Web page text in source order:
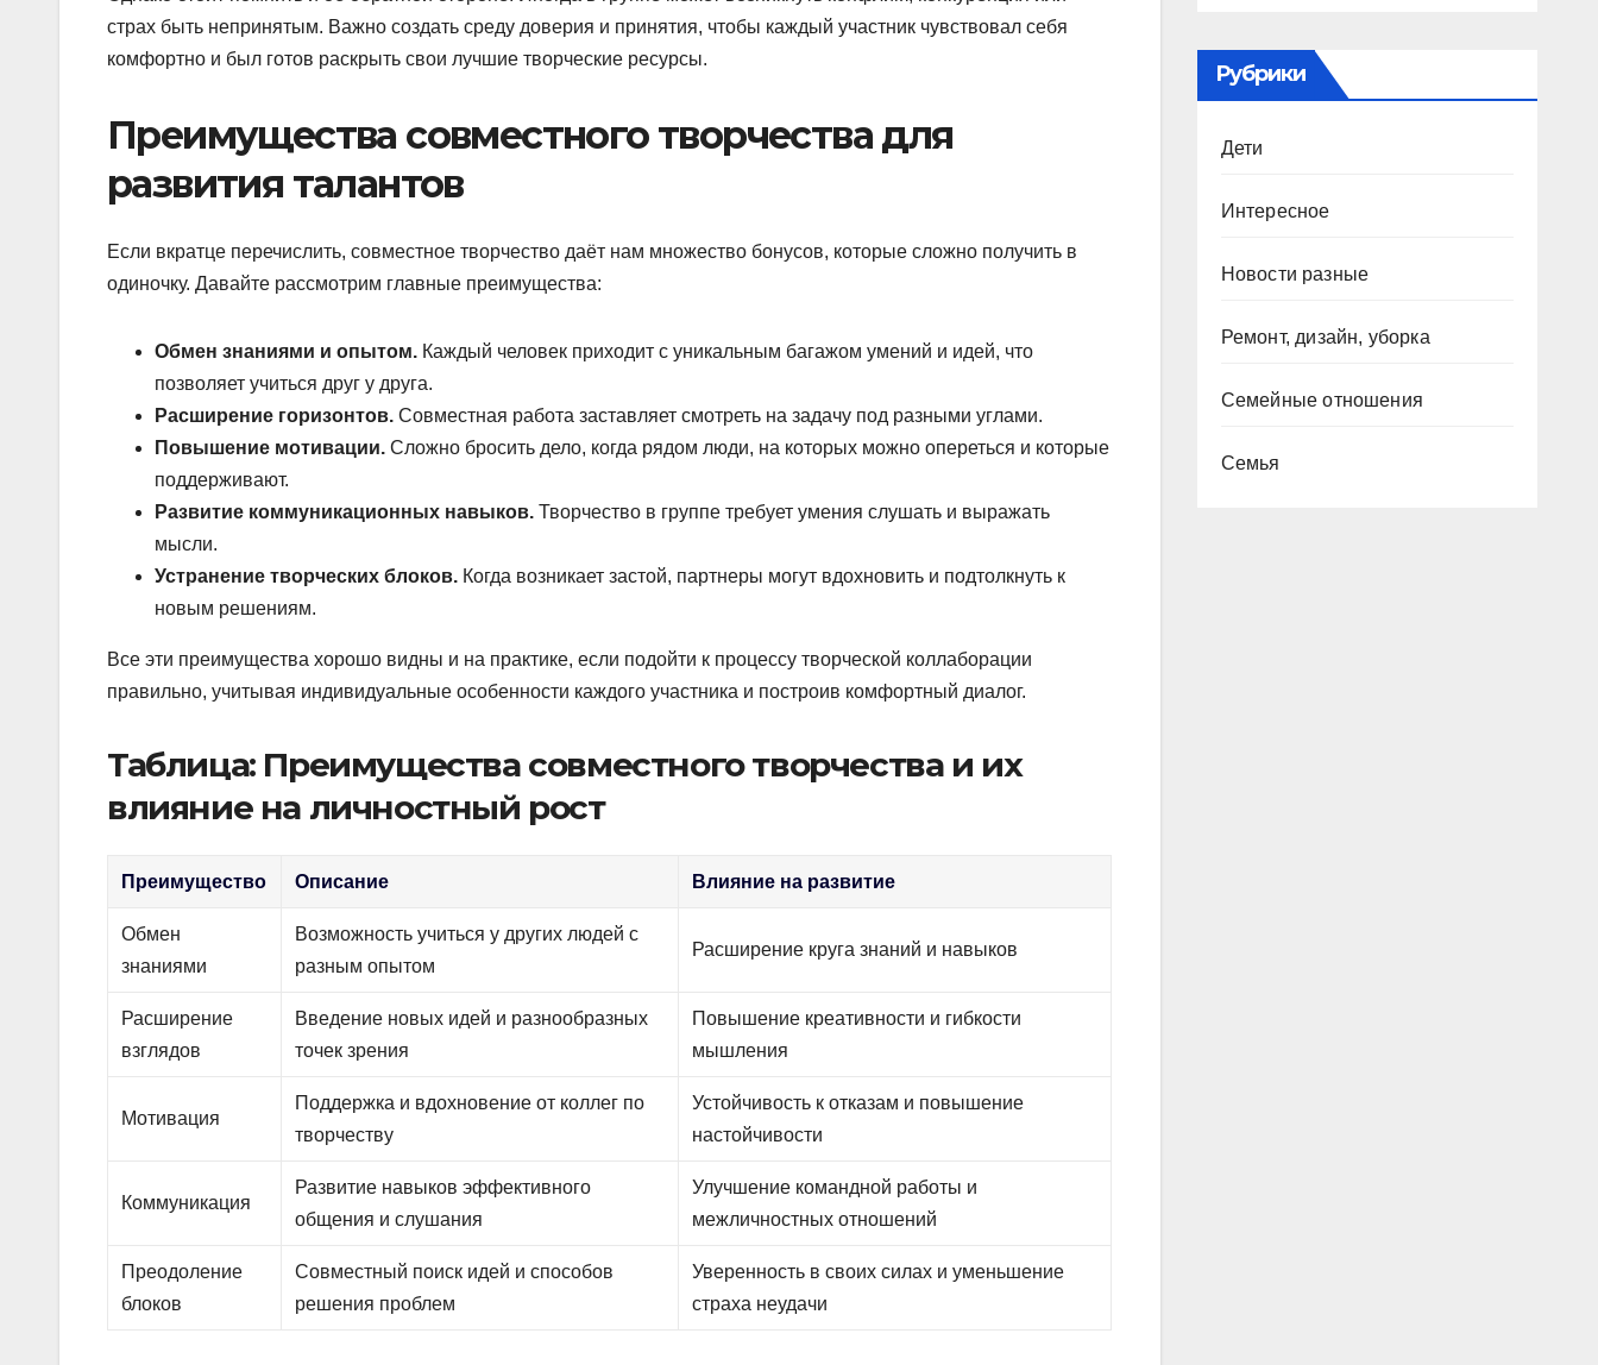
страх быть непринятым. Важно создать среду доверия и принятия, чтобы каждый участник чувствовал себя
комфортно и был готов раскрыть свои лучшие творческие ресурсы.
Преимущества совместного творчества для
развития талантов
Если вкратце перечислить, совместное творчество даёт нам множество бонусов, которые сложно получить в
одиночку. Давайте рассмотрим главные преимущества:
Обмен знаниями и опытом. Каждый человек приходит с уникальным багажом умений и идей, что
позволяет учиться друг у друга.
Расширение горизонтов. Совместная работа заставляет смотреть на задачу под разными углами.
Повышение мотивации. Сложно бросить дело, когда рядом люди, на которых можно опереться и которые
поддерживают.
Развитие коммуникационных навыков. Творчество в группе требует умения слушать и выражать
мысли.
Устранение творческих блоков. Когда возникает застой, партнеры могут вдохновить и подтолкнуть к
новым решениям.
Все эти преимущества хорошо видны и на практике, если подойти к процессу творческой коллаборации
правильно, учитывая индивидуальные особенности каждого участника и построив комфортный диалог.
Таблица: Преимущества совместного творчества и их
влияние на личностный рост
Преимущество Описание Влияние на развитие
Обмен
знаниями
Возможность учиться у других людей с
разным опытом
Расширение круга знаний и навыков
Расширение
взглядов
Введение новых идей и разнообразных
точек зрения
Повышение креативности и гибкости
мышления
Мотивация
Поддержка и вдохновение от коллег по
творчеству
Устойчивость к отказам и повышение
настойчивости
Коммуникация
Развитие навыков эффективного
общения и слушания
Улучшение командной работы и
межличностных отношений
Преодоление
блоков
Совместный поиск идей и способов
решения проблем
Уверенность в своих силах и уменьшение
страха неудачи
Рубрики
Дети
Интересное
Новости разные
Ремонт, дизайн, уборка
Семейные отношения
Семья